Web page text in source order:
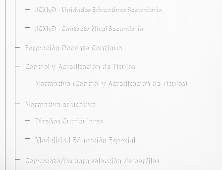
JCMyD · Unidades Educativas Secundaria
JCMyD · Contacto Nivel Secundario
Formación Docente Continua
Control y Acreditación de Títulos
Normativa (Control y Acreditación de Títulos)
Normativa educativa
Diseños Curriculares
Modalidad Educación Especial
Convocatorias para selección de perfiles